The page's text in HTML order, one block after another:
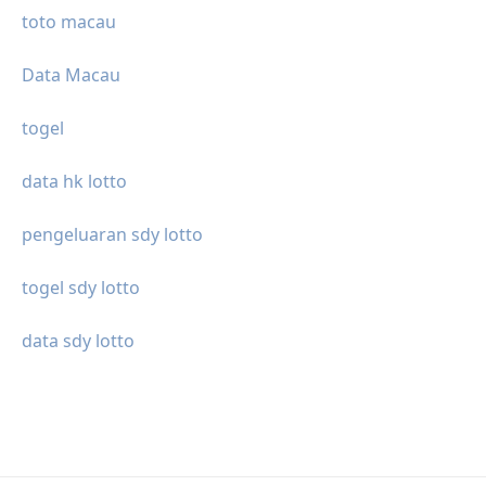
toto macau
Data Macau
togel
data hk lotto
pengeluaran sdy lotto
togel sdy lotto
data sdy lotto